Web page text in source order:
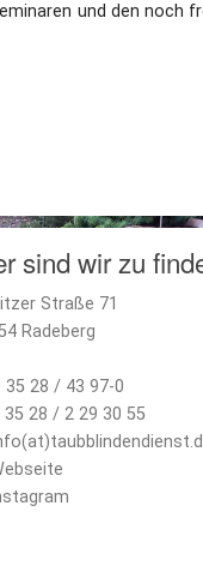
Kontakt
und den
sind wir zu
Straße 71
Radeberg
28 / 43 97-0
28 / 2 29 30 55